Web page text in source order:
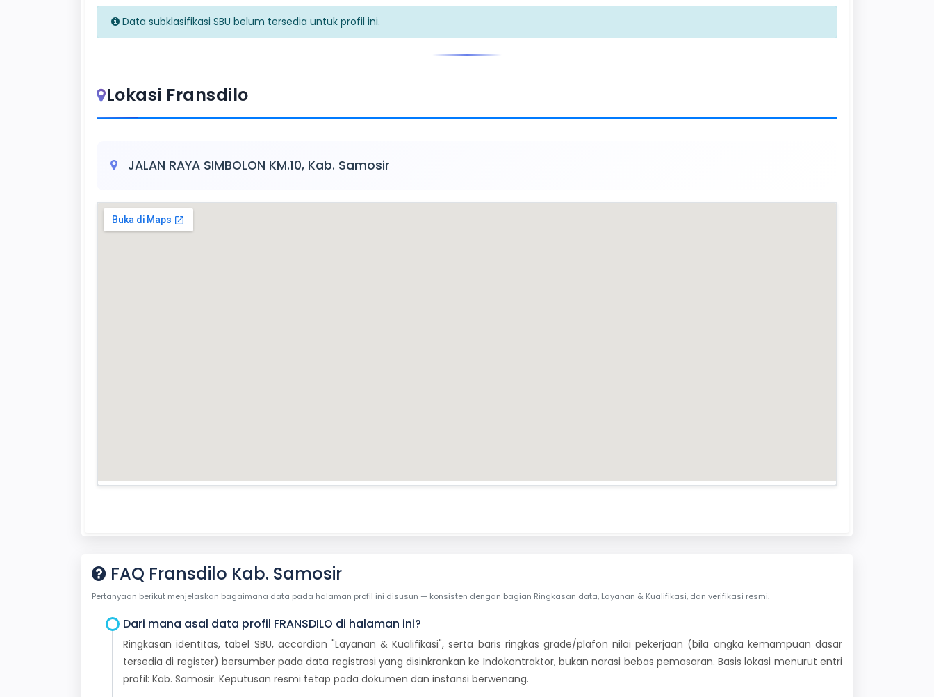
Data subklasifikasi SBU belum tersedia untuk profil ini.
Lokasi Fransdilo
JALAN RAYA SIMBOLON KM.10, Kab. Samosir
FAQ Fransdilo Kab. Samosir
Pertanyaan berikut menjelaskan bagaimana data pada halaman profil ini disusun — konsisten dengan bagian Ringkasan data, Layanan & Kualifikasi, dan verifikasi resmi.
Dari mana asal data profil FRANSDILO di halaman ini?
Ringkasan identitas, tabel SBU, accordion "Layanan & Kualifikasi", serta baris ringkas grade/plafon nilai pekerjaan (bila angka kemampuan dasar
tersedia di register) bersumber pada data registrasi yang disinkronkan ke Indokontraktor, bukan narasi bebas pemasaran. Basis lokasi menurut entri
profil: Kab. Samosir. Keputusan resmi tetap pada dokumen dan instansi berwenang.